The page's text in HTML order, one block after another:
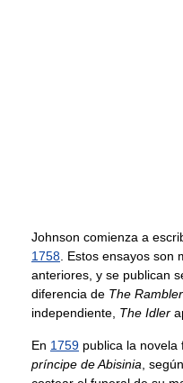
Johnson comienza a
1758 . Estos ensayos
anteriores, y se publican
diferencia de The Rambler
independiente, The Idler
En 1759 publica la novela
príncipe de Abisinia ,